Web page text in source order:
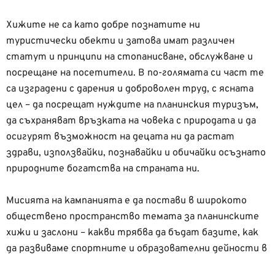
Хижите не са като добре познатите ни
туристически обекти и затова имат различен
статут и принципи на стопанисване, обслужване и
посрещане на посетители. В по-голямата си част те
са изградени с дарения и доброволен труд, с ясната
цел – да посрещат нуждите на планинския туризъм,
да съхраняват връзката на човека с природата и да
осигурят възможност на децата ни да растат
здрави, използвайки, познавайки и обичайки осъзнато
природните богатства на страната ни.
Мисията на кампанията е да постави в широкото
обществено пространство темата за планинските
хижи и заслони – какви трябва да бъдат базите, как
да развиваме спортните и образователни дейности в